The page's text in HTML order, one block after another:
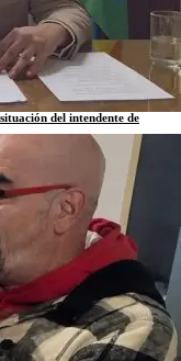
del intendente de